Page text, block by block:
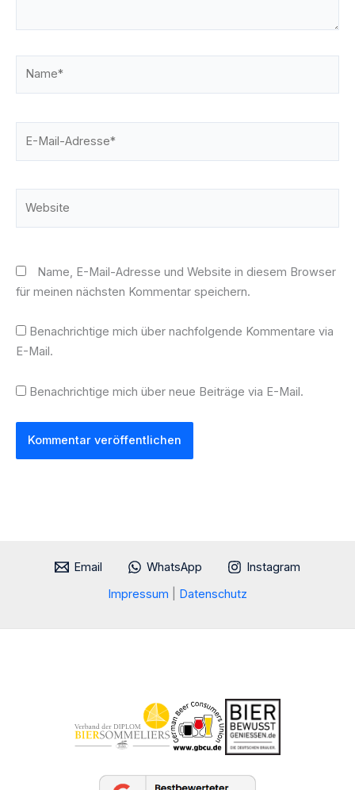
Name, E-Mail-Adresse und Website in diesem Browser
für meinen nächsten Kommentar speichern.
Benachrichtige mich über nachfolgende Kommentare via
E-Mail.
Benachrichtige mich über neue Beiträge via E-Mail.
Email WhatsApp
Instagram
Impressum
Datenschutz